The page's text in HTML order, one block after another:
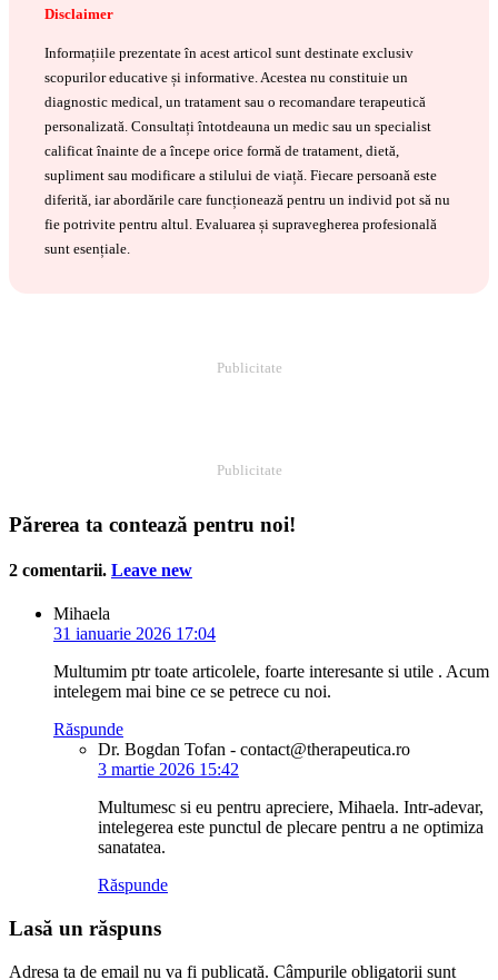
Disclaimer
Informațiile prezentate în acest articol sunt destinate exclusiv
scopurilor educative și informative. Acestea nu constituie un
diagnostic medical, un tratament sau o recomandare terapeutică
personalizată. Consultați întotdeauna un medic sau un specialist
calificat înainte de a începe orice formă de tratament, dietă,
supliment sau modificare a stilului de viață. Fiecare persoană este
diferită, iar abordările care funcționează pentru un individ pot să nu
fie potrivite pentru altul. Evaluarea și supravegherea profesională
sunt esențiale.
Publicitate
Publicitate
Părerea ta contează pentru noi!
2 comentarii. Leave new
Mihaela
31 ianuarie 2026 17:04
Multumim ptr toate articolele, foarte interesante si utile . Acum
intelegem mai bine ce se petrece cu noi.
Răspunde
Dr. Bogdan Tofan - contact@therapeutica.ro
3 martie 2026 15:42
Multumesc si eu pentru apreciere, Mihaela. Intr-adevar,
intelegerea este punctul de plecare pentru a ne optimiza
sanatatea.
Răspunde
Lasă un răspuns
Adresa ta de email nu va fi publicată. Câmpurile obligatorii sunt